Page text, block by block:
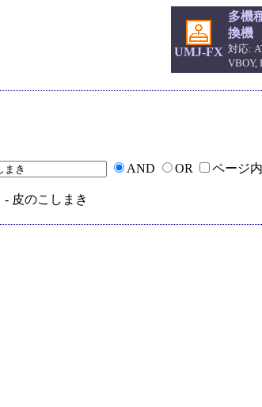
UMJ-FX
多機
換機
対応:
VBOY,
AND OR ページ
- 皮のこしまき